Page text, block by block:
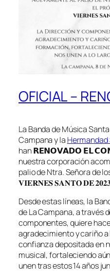
OFICIAL –
La Banda de Música
Campana y la
han 𝗥𝗘𝗡𝗢𝗩𝗔𝗗𝗢 𝗘𝗟
nuestra corporación
palio de Ntra. Señora de
𝐕𝐈𝐄𝐑𝐍𝐄𝐒 𝐒𝐀𝐍𝐓𝐎 𝐃𝐄
Desde estas líneas, la
de La Campana, a través
componentes, quiere
agradecimiento y cariño
confianza depositada en
musical, fortaleciendo
unen tras estos 14 años